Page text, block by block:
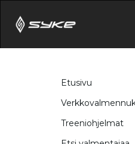
Etusivu
Treeniohjelmat